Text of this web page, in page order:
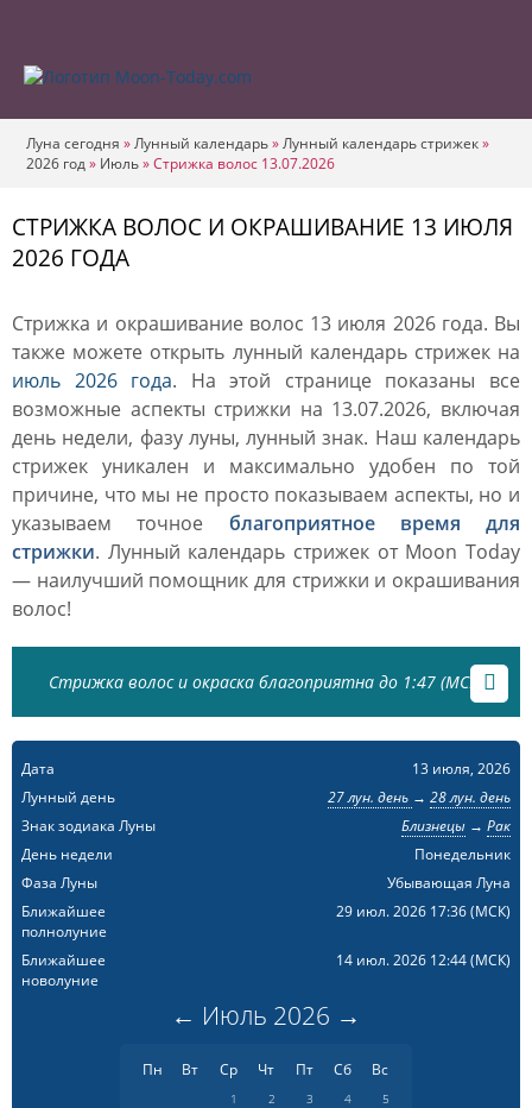
Луна сегодня »Лунный календарь»Лунный календарь стрижек»
2026 год» Июль»Стрижка волос 13.07.2026
СТРИЖКА ВОЛОС И ОКРАШИВАНИЕ 13 ИЮЛЯ
2026 ГОДА
Стрижка и окрашивание волос 13 июля 2026 года. Вы
также можете открыть лунный календарь стрижек на
июль 2026 года. На этой странице показаны все
возможные аспекты стрижки на 13.07.2026, включая
день недели, фазу луны, лунный знак. Наш календарь
стрижек уникален и максимально удобен по той
причине, что мы не просто показываем аспекты, но и
указываем точное благоприятное время для
стрижки. Лунный календарь стрижек от Moon Today
— наилучший помощник для стрижки и окрашивания
волос!
Стрижка волос и окраска благоприятна до 1:47 (МСК)
Дата
13 июля, 2026
Лунный день
27 лун. день → 28 лун. день
Знак зодиака Луны
Близнецы→ Рак
День недели
Понедельник
Фаза Луны
Убывающая Луна
Ближайшее
полнолуние
29 июл. 2026 17:36(МСК)
Ближайшее
новолуние
14 июл. 2026 12:44(МСК)
← Июль 2026 →
Пн Вт Ср Чт Пт Сб Вс
1 2 3 4
5